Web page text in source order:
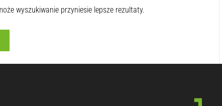
wyszukiwanie przyniesie lepsze rezultaty.